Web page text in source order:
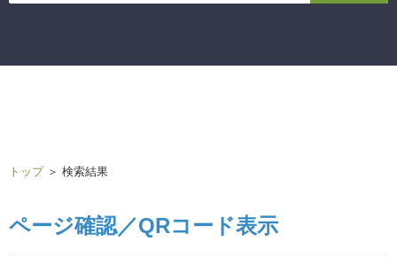
トップ ＞ 検索結果
ページ確認／QRコード表示